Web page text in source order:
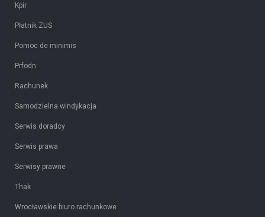
Kpir
Płatnik ZUS
Pomoc de minimis
Prfodn
Rachunek
Samodzielna windykacja
Serwis doradcy
Serwis prawa
Serwisy prawne
Thak
Wrocławskie biuro rachunkowe